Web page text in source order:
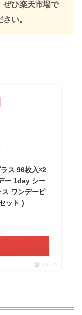
ぜひ楽天市場で
い。
ス 96枚入×2
ー 1day シー
ワンデーピ
ット )
／
ポチップ